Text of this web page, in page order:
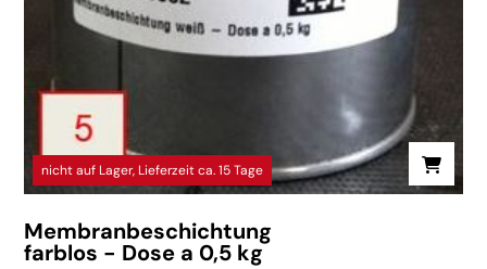
nicht auf Lager, Lieferzeit ca. 15 Tage
Membranbeschichtung
farblos - Dose a 0,5 kg